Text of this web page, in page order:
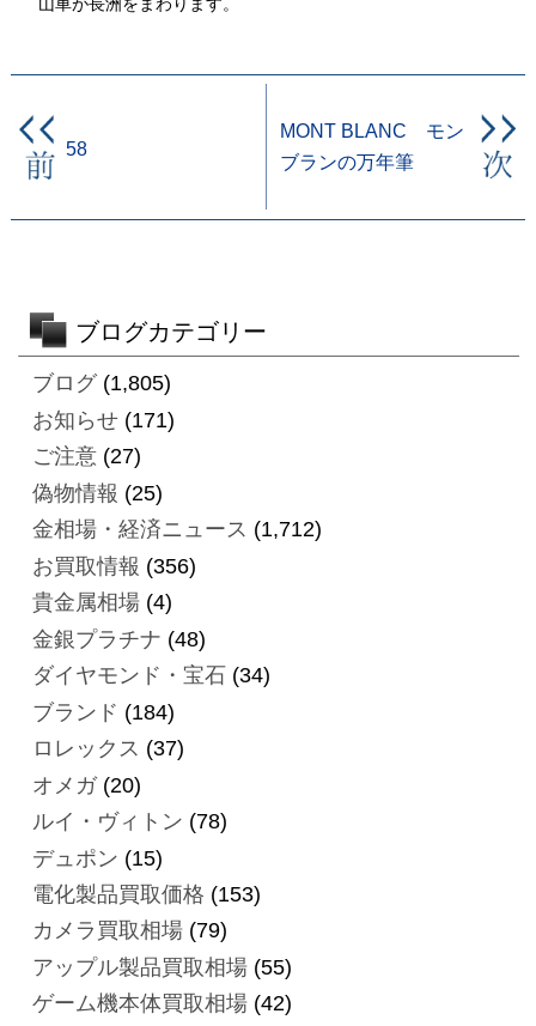
山車が長洲をまわります。
58
MONT BLANC モン
ブランの万年筆
ブログカテゴリー
ブログ(1,805)
お知らせ(171)
ご注意(27)
偽物情報 (25)
金相場・経済ニュース (1,712)
お買取情報 (356)
貴金属相場(4)
金銀プラチナ (48)
ダイヤモンド・宝石 (34)
ブランド (184)
ロレックス (37)
オメガ(20)
ルイ・ヴィトン (78)
デュポン (15)
電化製品買取価格 (153)
カメラ買取相場(79)
アップル製品買取相場(55)
ゲーム機本体買取相場(42)